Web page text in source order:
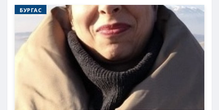
БУРГАС